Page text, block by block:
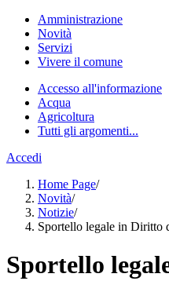
Amministrazione
Novità
Servizi
Vivere il comune
Accesso all'informazione
Acqua
Agricoltura
Tutti gli argomenti...
Accedi
Home Page/
Novità/
Notizie/
Sportello legale in Diritto
Sportello